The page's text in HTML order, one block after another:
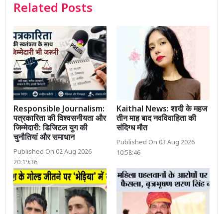
Related Posts
Responsible Journalism:
पत्रकारिता की विश्वसनीयता और
जिम्मेदारी: डिजिटल युग की
चुनौतियां और समाधान
Published On 02 Aug 2026
20:19:36
Kaithal News: शादी के महज
तीन माह बाद नवविवाहिता की
संदिग्ध मौत
Published On 03 Aug 2026
10:58:46